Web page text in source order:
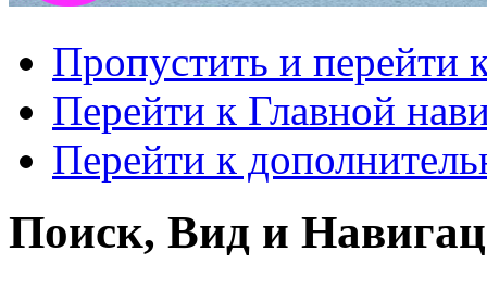
Пропустить и перейти
Перейти к Главной
Перейти к
Поиск, Вид и